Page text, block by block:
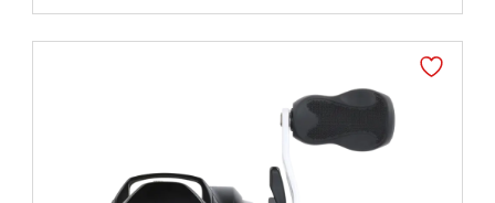
initial
était :
actuel
est :